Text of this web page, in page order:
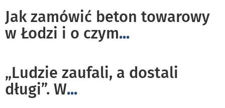
Jak zamówić beton towarowy
w Łodzi i o czym...
„Ludzie zaufali, a dostali
długi”. W...